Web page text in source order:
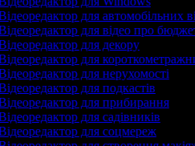
для автомобільних
для відео про
для декору
для
для нерухомості
для подкастів
для прибирання
для садівників
для соцмереж